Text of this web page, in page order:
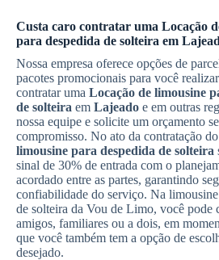
Custa caro contratar uma Locação
para despedida de solteira em
Nossa empresa oferece opções de
pacotes promocionais para você
contratar uma Locação de limousine
de solteira em Lajeado e em outras
nossa equipe e solicite um orçamento
compromisso. No ato da contratação do
limousine para despedida de solteira
sinal de 30% de entrada com o
acordado entre as partes, garantindo
confiabilidade do serviço. Na limousine
de solteira da Vou de Limo, você pode
amigos, familiares ou a dois, em
que você também tem a opção de
desejado.